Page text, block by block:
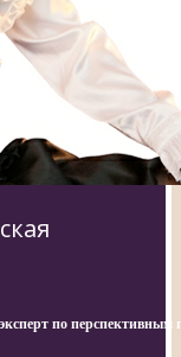
по перспективным